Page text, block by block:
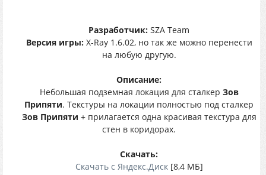
Разработчик: SZA Team
Версия игры:X-Ray 1.6.02, но так же можно перенести
на любую другую.
Описание:
Небольшая подземная локация для сталкер Зов
Припяти. Текстуры на локации полностью под сталкер
Зов Припяти + прилагается одна красивая текстура для
стен в коридорах.
Скачать:
Скачать с Яндекс.Диск[8,4 МБ]